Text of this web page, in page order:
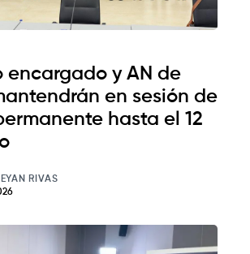
encargado y AN de
en sesión de
hasta el 12
RIVAS